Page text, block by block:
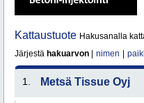
Kattaustuote Hakusanalla
Järjestä hakuarvon nimen
1. Metsä Tissue Oyj